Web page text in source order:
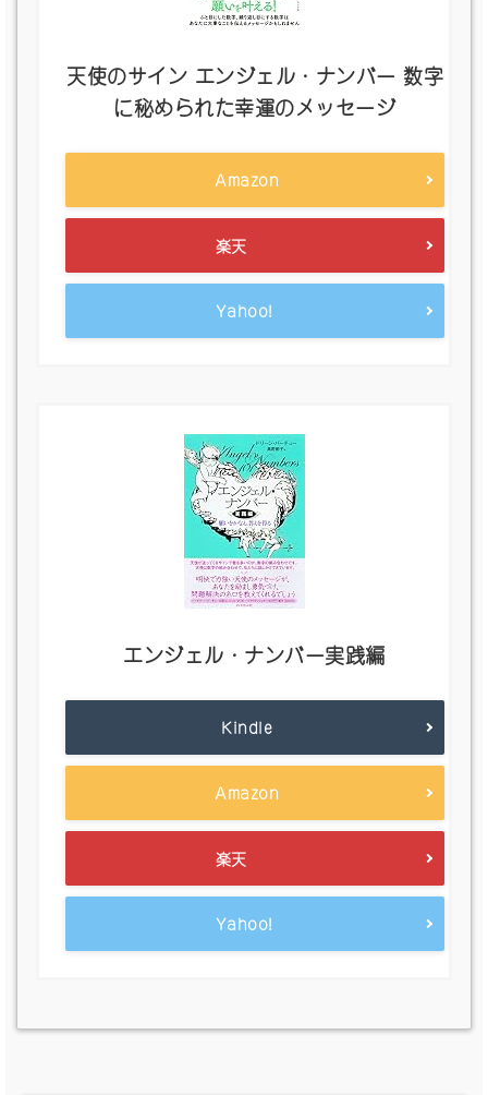
天使のサイン エンジェル・ナンバー 数字
に秘められた幸運のメッセージ
Amazon
楽天
Yahoo!
エンジェル・ナンバー実践編
Kindle
Amazon
楽天
Yahoo!